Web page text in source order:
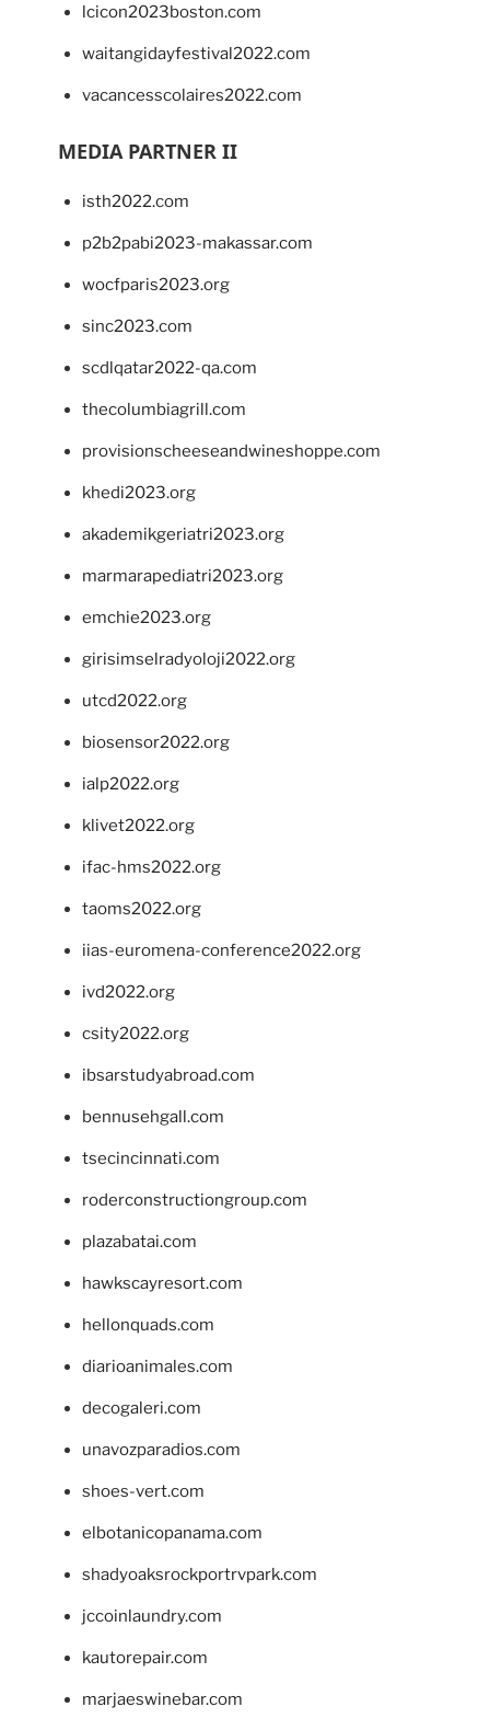
lcicon2023boston.com
waitangidayfestival2022.com
vacancesscolaires2022.com
MEDIA PARTNER II
isth2022.com
p2b2pabi2023-makassar.com
wocfparis2023.org
sinc2023.com
scdlqatar2022-qa.com
thecolumbiagrill.com
provisionscheeseandwineshoppe.com
khedi2023.org
akademikgeriatri2023.org
marmarapediatri2023.org
emchie2023.org
girisimselradyoloji2022.org
utcd2022.org
biosensor2022.org
ialp2022.org
klivet2022.org
ifac-hms2022.org
taoms2022.org
iias-euromena-conference2022.org
ivd2022.org
csity2022.org
ibsarstudyabroad.com
bennusehgall.com
tsecincinnati.com
roderconstructiongroup.com
plazabatai.com
hawkscayresort.com
hellonquads.com
diarioanimales.com
decogaleri.com
unavozparadios.com
shoes-vert.com
elbotanicopanama.com
shadyoaksrockportrvpark.com
jccoinlaundry.com
kautorepair.com
marjaeswinebar.com